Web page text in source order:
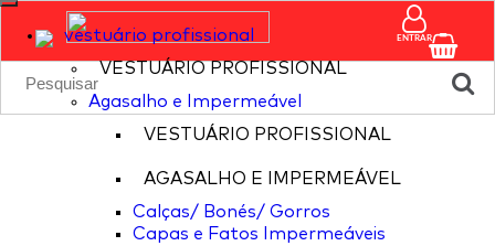
vestuário profissional
VESTUÁRIO PROFISSIONAL
Agasalho e Impermeável
VESTUÁRIO PROFISSIONAL
AGASALHO E IMPERMEÁVEL
Calças/ Bonés/ Gorros
Capas e Fatos Impermeáveis
ENTRAR